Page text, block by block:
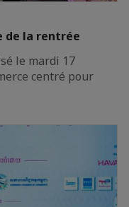
de la rentrée
le mardi 17
centré pour